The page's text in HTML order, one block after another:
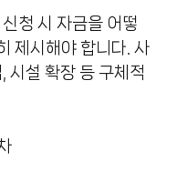
청 시 자금을 어떻
제시해야 합니다. 사
시설 확장 등 구체적